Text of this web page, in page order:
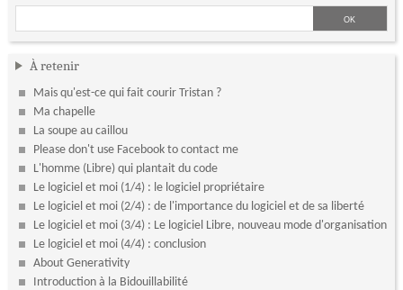
À retenir
Mais qu'est-ce qui fait courir Tristan ?
Ma chapelle
La soupe au caillou
Please don't use Facebook to contact me
L'homme (Libre) qui plantait du code
Le logiciel et moi (1/4) : le logiciel propriétaire
Le logiciel et moi (2/4) : de l'importance du logiciel et de sa liberté
Le logiciel et moi (3/4) : Le logiciel Libre, nouveau mode d'organisation
Le logiciel et moi (4/4) : conclusion
About Generativity
Introduction à la Bidouillabilité